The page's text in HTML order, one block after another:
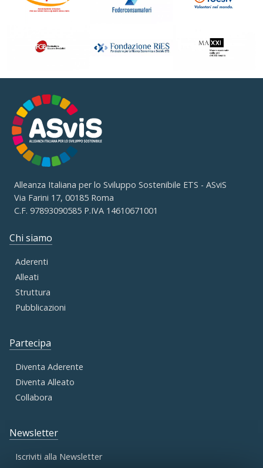
Alleanza Italiana per lo Sviluppo Sostenibile ETS - ASviS
Via Farini 17, 00185 Roma
C.F. 97893090585 P.IVA 14610671001
Chi siamo
Aderenti
Alleati
Struttura
Pubblicazioni
Partecipa
Diventa Aderente
Diventa Alleato
Collabora
Newsletter
Iscriviti alla Newsletter